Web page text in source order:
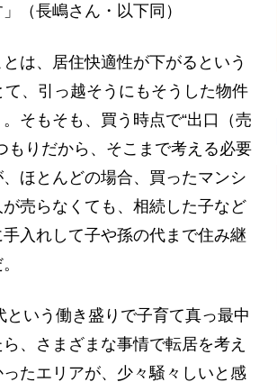
（長嶋さん・以下同）
は、居住快適性が下がるという
、引っ越そうにもそうした物件
そもそも、買う時点で“出口（売
もりだから、そこまで考える必要
ほとんどの場合、買ったマンシ
売らなくても、相続した子など
入れして子や孫の代まで住み継
いう働き盛りで子育て真っ最中
、さまざまな事情で転居を考え
たエリアが、少々騒々しいと感